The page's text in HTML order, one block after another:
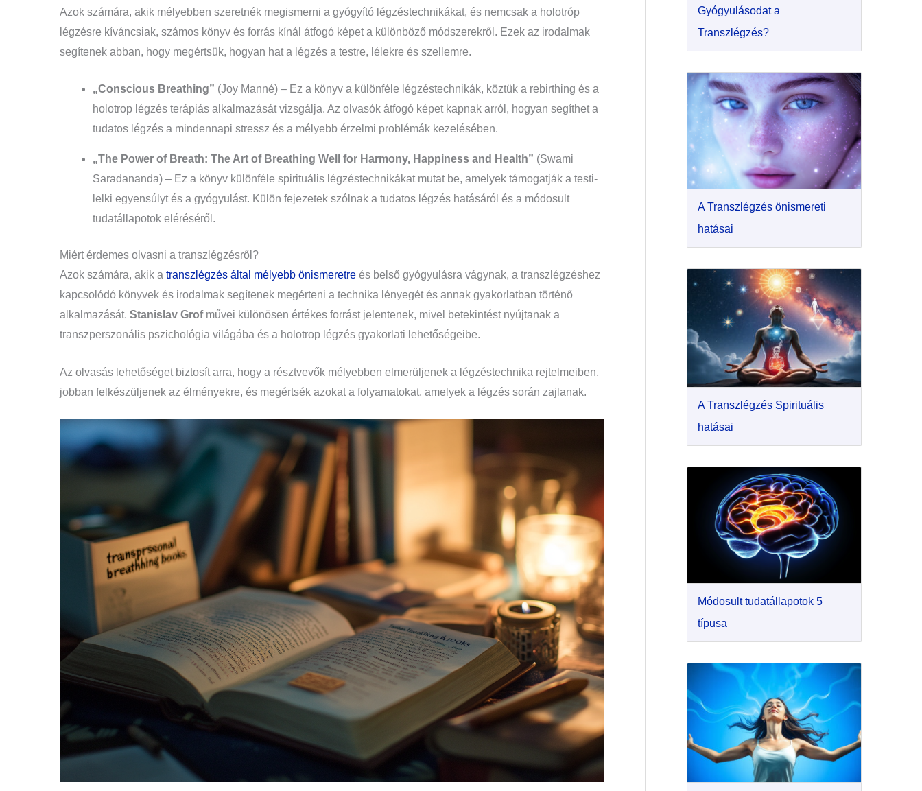
Azok számára, akik mélyebben szeretnék megismerni a gyógyító légzéstechnikákat, és nemcsak a holotróp
légzésre kíváncsiak, számos könyv és forrás kínál átfogó képet a különböző módszerekről. Ezek az irodalmak
segítenek abban, hogy megértsük, hogyan hat a légzés a testre, lélekre és szellemre.
„Conscious Breathing” (Joy Manné) – Ez a könyv a különféle légzéstechnikák, köztük a rebirthing és a
holotrop légzés terápiás alkalmazását vizsgálja. Az olvasók átfogó képet kapnak arról, hogyan segíthet a
tudatos légzés a mindennapi stressz és a mélyebb érzelmi problémák kezelésében.
„The Power of Breath: The Art of Breathing Well for Harmony, Happiness and Health” (Swami
Saradananda) – Ez a könyv különféle spirituális légzéstechnikákat mutat be, amelyek támogatják a testi-
lelki egyensúlyt és a gyógyulást. Külön fejezetek szólnak a tudatos légzés hatásáról és a módosult
tudatállapotok eléréséről.
Miért érdemes olvasni a transzlégzésről?
Azok számára, akik a transzlégzés által mélyebb önismeretre és belső gyógyulásra vágynak, a transzlégzéshez
kapcsolódó könyvek és irodalmak segítenek megérteni a technika lényegét és annak gyakorlatban történő
alkalmazását. Stanislav Grofművei különösen értékes forrást jelentenek, mivel betekintést nyújtanak a
transzperszonális pszichológia világába és a holotrop légzés gyakorlati lehetőségeibe.
Az olvasás lehetőséget biztosít arra, hogy a résztvevők mélyebben elmerüljenek a légzéstechnika rejtelmeiben,
jobban felkészüljenek az élményekre, és megértsék azokat a folyamatokat, amelyek a légzés során zajlanak.
Gyógyulásodat a
Transzlégzés?
A Transzlégzés önismereti
hatásai
A Transzlégzés Spirituális
hatásai
Módosult tudatállapotok 5
típusa